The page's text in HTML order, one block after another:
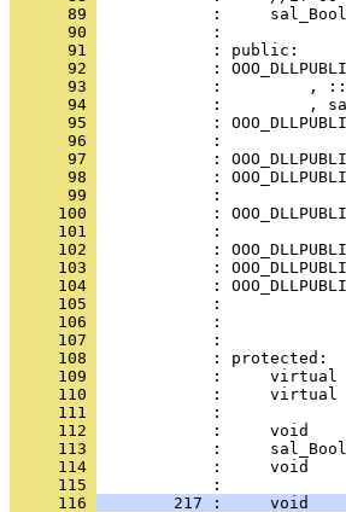
      89
      90
      91
      92
      93
      94
      95
      96
      97
      98
      99
     100
     101
     102
     103
     104
     105
     106
     107
     108
     109
     110
     111
     112
     113
     114
:     void
     115
     116
217 :     void